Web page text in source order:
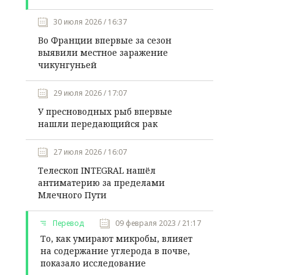
30 июля 2026 / 16:37
Во Франции впервые за сезон
выявили местное заражение
чикунгуньей
29 июля 2026 / 17:07
У пресноводных рыб впервые
нашли передающийся рак
27 июля 2026 / 16:07
Телескоп INTEGRAL нашёл
антиматерию за пределами
Млечного Пути
Перевод 09 февраля 2023 / 21:17
То, как умирают микробы, влияет
на содержание углерода в почве,
показало исследование